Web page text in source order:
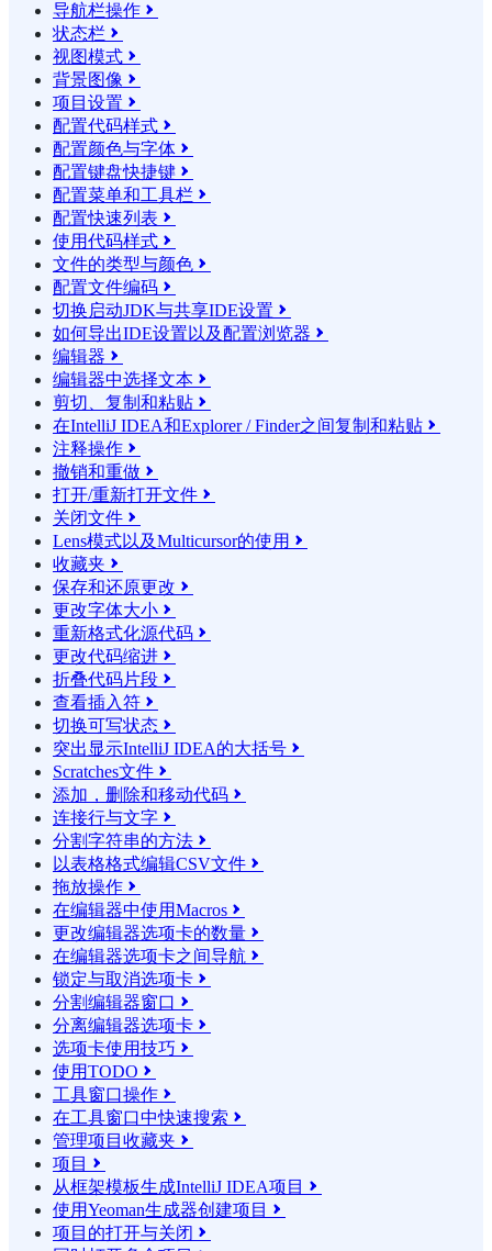
导航栏操作 
状态栏 
视图模式 
背景图像 
项目设置 
配置代码样式 
配置颜色与字体 
配置键盘快捷键 
配置菜单和工具栏 
配置快速列表 
使用代码样式 
文件的类型与颜色 
配置文件编码 
切换启动JDK与共享IDE设置 
如何导出IDE设置以及配置浏览器 
编辑器 
编辑器中选择文本 
剪切、复制和粘贴 
在IntelliJ IDEA和Explorer / Finder之间复制和粘贴 
注释操作 
撤销和重做 
打开/重新打开文件 
关闭文件 
Lens模式以及Multicursor的使用 
收藏夹 
保存和还原更改 
更改字体大小 
重新格式化源代码 
更改代码缩进 
折叠代码片段 
查看插入符 
切换可写状态 
突出显示IntelliJ IDEA的大括号 
Scratches文件 
添加，删除和移动代码 
连接行与文字 
分割字符串的方法 
以表格格式编辑CSV文件 
拖放操作 
在编辑器中使用Macros 
更改编辑器选项卡的数量 
在编辑器选项卡之间导航 
锁定与取消选项卡 
分割编辑器窗口 
分离编辑器选项卡 
选项卡使用技巧 
使用TODO 
工具窗口操作 
在工具窗口中快速搜索 
管理项目收藏夹 
项目 
从框架模板生成IntelliJ IDEA项目 
使用Yeoman生成器创建项目 
项目的打开与关闭 